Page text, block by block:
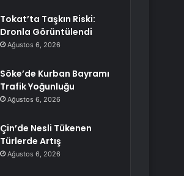
Tokat’ta Taşkın Riski:
Dronla Görüntülendi
Ağustos 6, 2026
Söke’de Kurban Bayramı
Trafik Yoğunluğu
Ağustos 6, 2026
Çin’de Nesli Tükenen
Türlerde Artış
Ağustos 6, 2026